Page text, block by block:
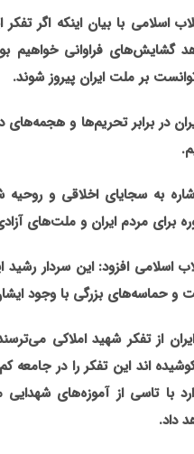
اسلامی با بیان اینکه اگر
گشایش‌های فراوانی خواهیم
بر ملت ایران پیروز شوند.
در برابر تحریم‌ها و
به سجایای اخلاقی و روحیه
برای مردم ایران و ملت‌های
اسلامی افزود: این سردار
و حماسه‌های بزرگی با وجود
اند این تفکر را در
با تاسی از آموزه‌های شهدایی
داد.